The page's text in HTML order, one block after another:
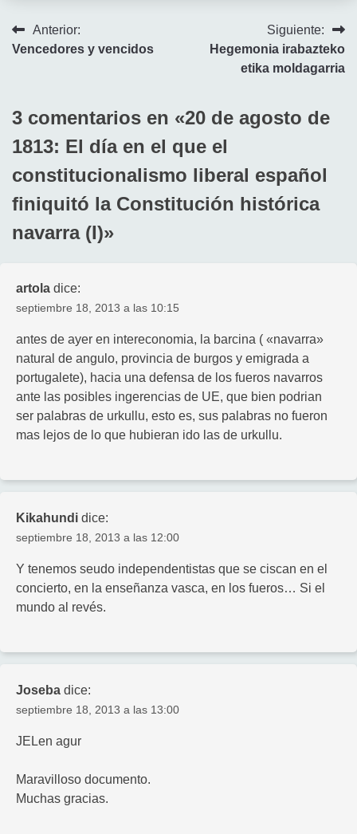
Navegación
Anterior:
Vencedores y vencidos
Siguiente:
Hegemonia irabazteko
etika moldagarria
3 comentarios en «20 de agosto de
1813: El día en el que el
constitucionalismo liberal español
finiquitó la Constitución histórica
navarra (I)»
artola dice:
septiembre 18, 2013 a las 10:15
antes de ayer en intereconomia, la barcina ( «navarra»
natural de angulo, provincia de burgos y emigrada a
portugalete), hacia una defensa de los fueros navarros
ante las posibles ingerencias de UE, que bien podrian
ser palabras de urkullu, esto es, sus palabras no fueron
mas lejos de lo que hubieran ido las de urkullu.
Kikahundi dice:
septiembre 18, 2013 a las 12:00
Y tenemos seudo independentistas que se ciscan en el
concierto, en la enseñanza vasca, en los fueros… Si el
mundo al revés.
Joseba dice:
septiembre 18, 2013 a las 13:00
JELen agur
Maravilloso documento.
Muchas gracias.